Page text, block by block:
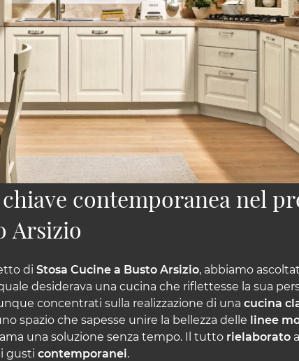
contemporanea nel
Arsizio
di Stosa Cucine a Busto Arsizio, abbiamo
desiderava una cucina che riflettesse la sua
concentrati sulla realizzazione di una cucina
spazio che sapesse unire la bellezza delle linee
una soluzione senza tempo. Il tutto rielaborato
gusti contemporanei.